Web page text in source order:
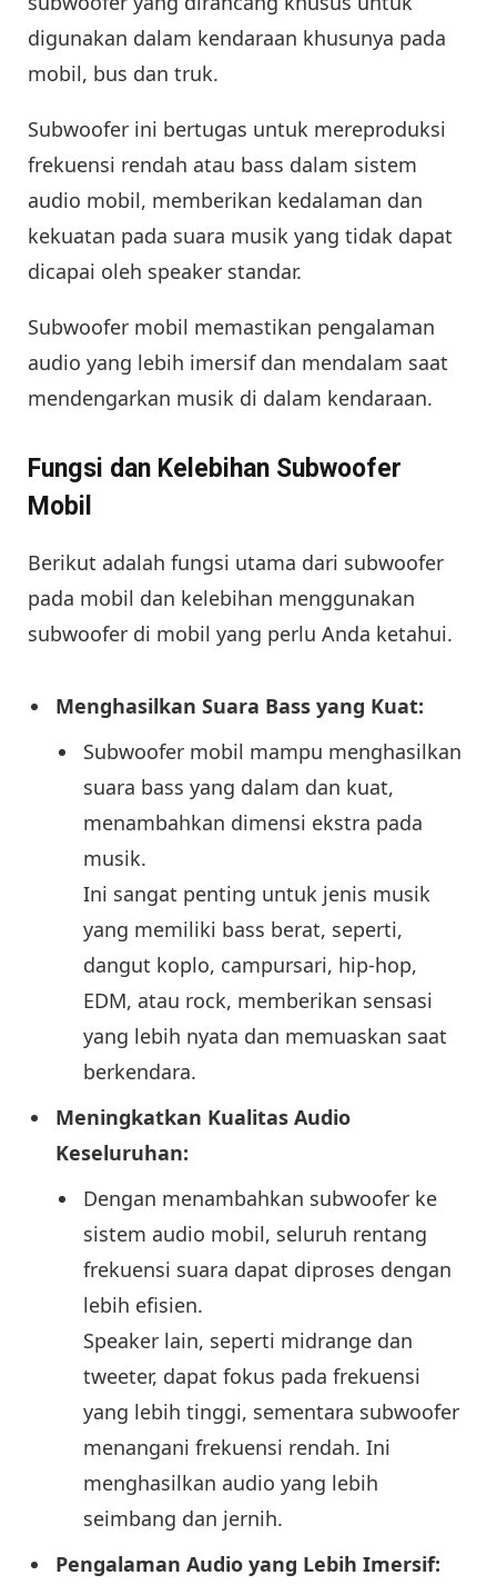
digunakan dalam kendaraan khusunya pada
mobil, bus dan truk.
Subwoofer ini bertugas untuk mereproduksi
frekuensi rendah atau bass dalam sistem
audio mobil, memberikan kedalaman dan
kekuatan pada suara musik yang tidak dapat
dicapai oleh speaker standar.
Subwoofer mobil memastikan pengalaman
audio yang lebih imersif dan mendalam saat
mendengarkan musik di dalam kendaraan.
Fungsi dan Kelebihan Subwoofer
Mobil
Berikut adalah fungsi utama dari subwoofer
pada mobil dan kelebihan menggunakan
subwoofer di mobil yang perlu Anda ketahui.
Menghasilkan Suara Bass yang Kuat:
Subwoofer mobil mampu menghasilkan
suara bass yang dalam dan kuat,
menambahkan dimensi ekstra pada
musik.
Ini sangat penting untuk jenis musik
yang memiliki bass berat, seperti,
dangut koplo, campursari, hip-hop,
EDM, atau rock, memberikan sensasi
yang lebih nyata dan memuaskan saat
berkendara.
Meningkatkan Kualitas Audio
Keseluruhan:
Dengan menambahkan subwoofer ke
sistem audio mobil, seluruh rentang
frekuensi suara dapat diproses dengan
lebih efisien.
Speaker lain, seperti midrange dan
tweeter, dapat fokus pada frekuensi
yang lebih tinggi, sementara subwoofer
menangani frekuensi rendah. Ini
menghasilkan audio yang lebih
seimbang dan jernih.
Pengalaman Audio yang Lebih Imersif: